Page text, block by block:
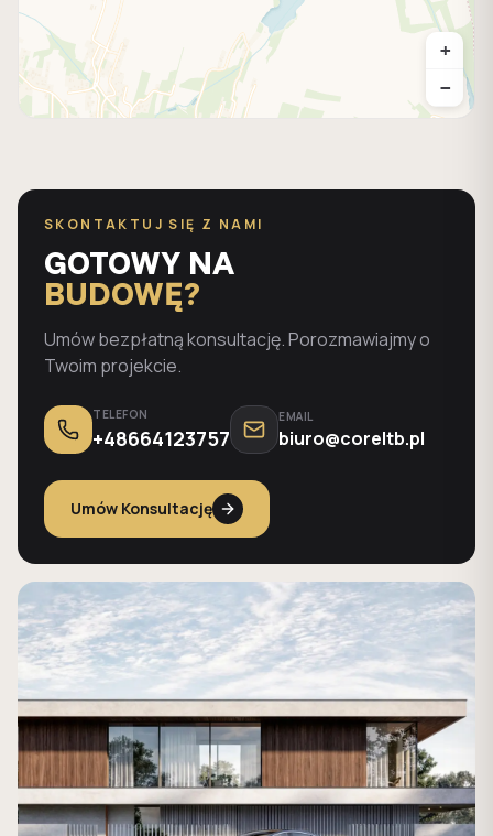
+
−
SKONTAKTUJ SIĘ Z NAMI
GOTOWY NA
BUDOWĘ?
Umów bezpłatną konsultację. Porozmawiajmy o
Twoim projekcie.
TELEFON
+48664123757
EMAIL
biuro@coreltb.pl
Umów Konsultację